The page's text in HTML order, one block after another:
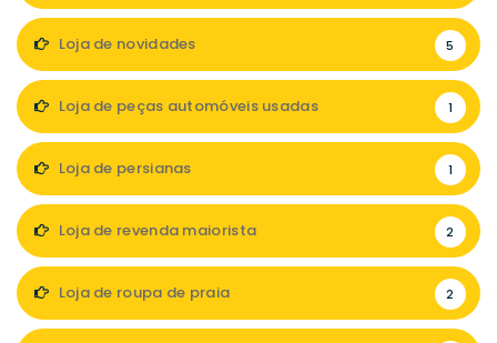
Loja de novidades 5
Loja de peças automóveis usadas 1
Loja de persianas 1
Loja de revenda maiorista 2
Loja de roupa de praia 2